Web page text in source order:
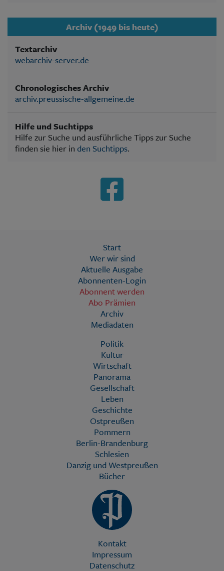
Archiv (1949 bis heute)
Textarchiv
webarchiv-server.de
Chronologisches Archiv
archiv.preussische-allgemeine.de
Hilfe und Suchtipps
Hilfe zur Suche und ausführliche Tipps zur Suche
finden sie hier in den Suchtipps.
Start
Wer wir sind
Aktuelle Ausgabe
Abonnenten-Login
Abonnent werden
Abo Prämien
Archiv
Mediadaten
Politik
Kultur
Wirtschaft
Panorama
Gesellschaft
Leben
Geschichte
Ostpreußen
Pommern
Berlin-Brandenburg
Schlesien
Danzig und Westpreußen
Bücher
Kontakt
Impressum
Datenschutz